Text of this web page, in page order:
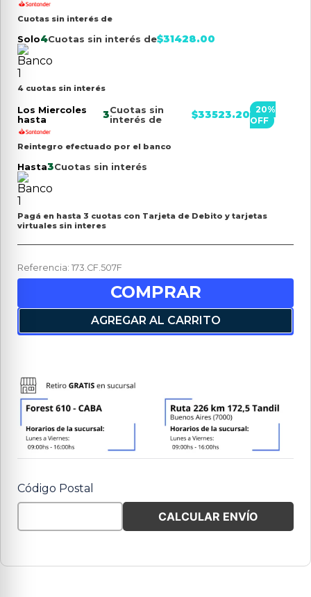
Cuotas sin interés de
Solo4Cuotas sin interés de$31428.00
4 cuotas sin interés
Los Miercoles
hasta
3Cuotas sin
interés de
$33523.20 20%
OFF
Reintegro efectuado por el banco
Hasta3Cuotas sin interés
Pagá en hasta 3 cuotas con Tarjeta de Debito y tarjetas
virtuales sin interes
Referencia: 173.CF.507F
COMPRAR
AGREGAR AL CARRITO
Código Postal
CALCULAR ENVÍO